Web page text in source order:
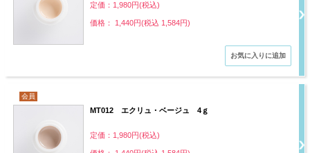
定価：1,980円(税込)
価格： 1,440円(税込 1,584円)
会員
MT012 エクリュ・ベージュ 4ｇ
定価：1,980円(税込)